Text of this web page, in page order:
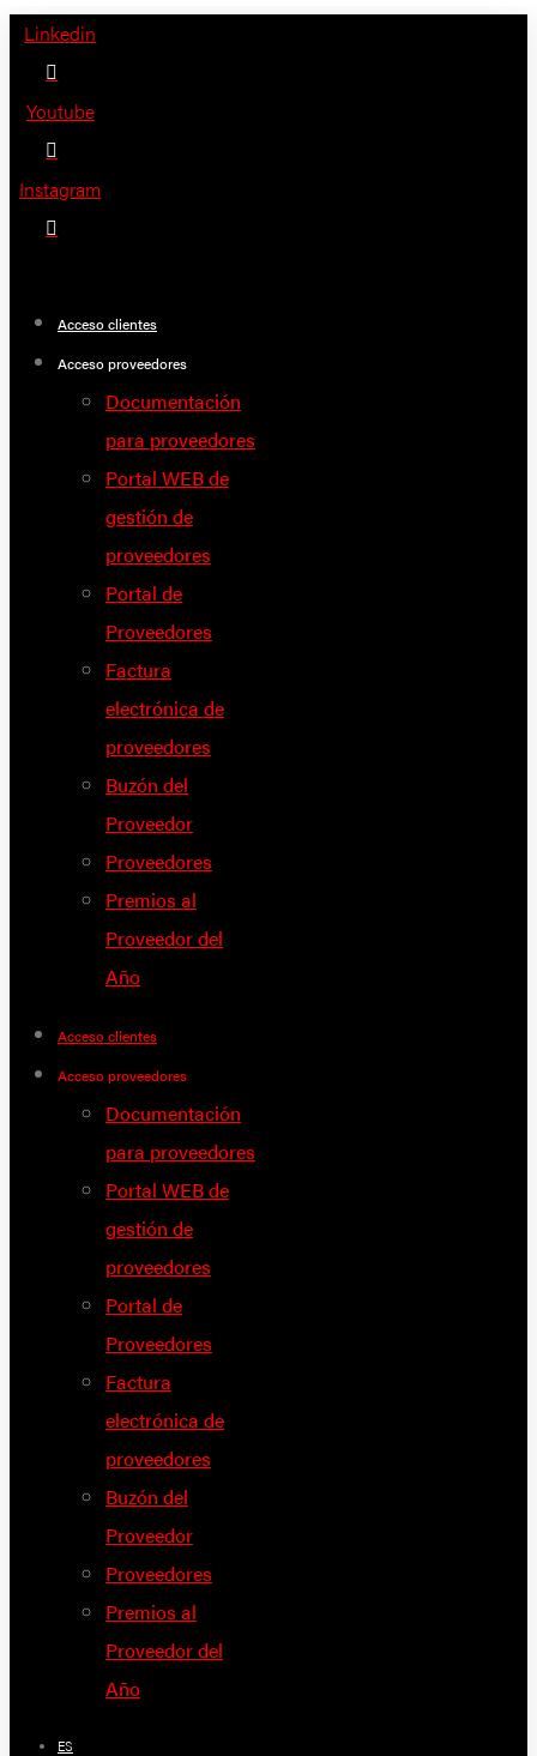
Saltar
contenido
Linkedin
Youtube
Instagram
Acceso clientes
Acceso proveedores
Documentación
para proveedores
Portal WEB de
gestión de
proveedores
Portal de
Proveedores
Factura
electrónica de
proveedores
Buzón del
Proveedor
Proveedores
Premios al
Proveedor del
Año
Acceso clientes
Acceso proveedores
Documentación
para proveedores
Portal WEB de
gestión de
proveedores
Portal de
Proveedores
Factura
electrónica de
proveedores
Buzón del
Proveedor
Proveedores
Premios al
Proveedor del
Año
ES